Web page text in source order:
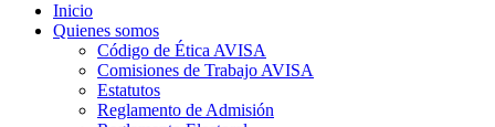
Inicio
Quienes somos
Código de Ética AVISA
Comisiones de Trabajo AVISA
Estatutos
Reglamento de Admisión